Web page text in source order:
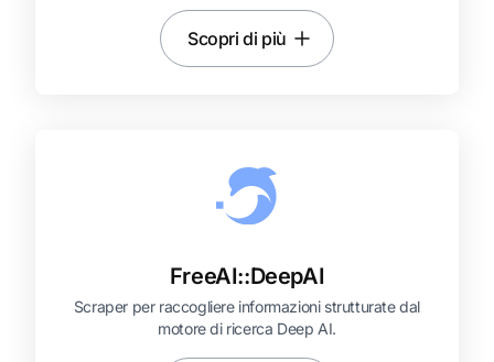
Scopri di più
FreeAI::DeepAI
Scraper per raccogliere informazioni strutturate dal
motore di ricerca Deep AI.